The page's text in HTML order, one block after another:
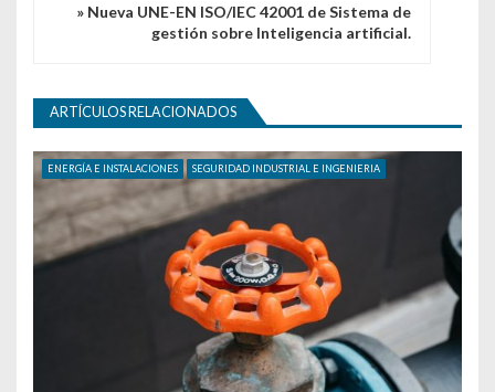
» Nueva UNE-EN ISO/IEC 42001 de Sistema de
gestión sobre Inteligencia artificial.
ARTÍCULOS RELACIONADOS
ENERGÍA E INSTALACIONES SEGURIDAD INDUSTRIAL E INGENIERIA